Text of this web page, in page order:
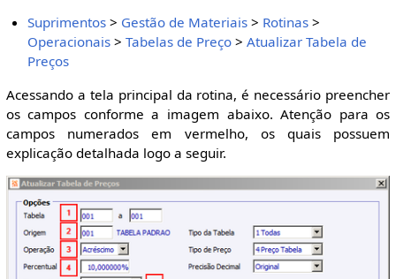
Suprimentos > Gestão de Materiais > Rotinas >
Operacionais >Tabelas de Preço >Atualizar Tabela de
Preços
Acessando a tela principal da rotina, é necessário preencher
os campos conforme a imagem abaixo. Atenção para os
campos numerados em vermelho, os quais possuem
explicação detalhada logo a seguir.